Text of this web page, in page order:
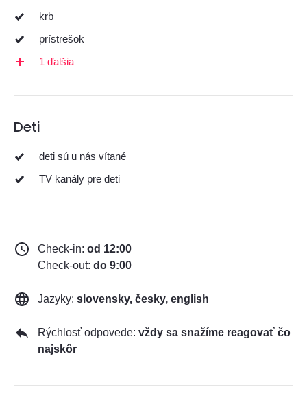
krb
prístrešok
1 ďalšia
Deti
deti sú u nás vítané
TV kanály pre deti
Check-in: od 12:00
Check-out: do 9:00
Jazyky: slovensky, česky, english
Rýchlosť odpovede: vždy sa snažíme reagovať čo
najskôr